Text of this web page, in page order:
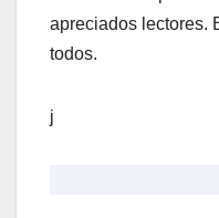
apreciados lectores.
todos.
j